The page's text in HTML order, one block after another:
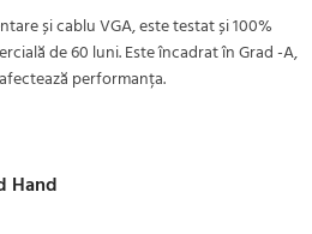
și cablu VGA, este testat și 100%
de 60 luni. Este încadrat în Grad -A,
performanța.
Hand